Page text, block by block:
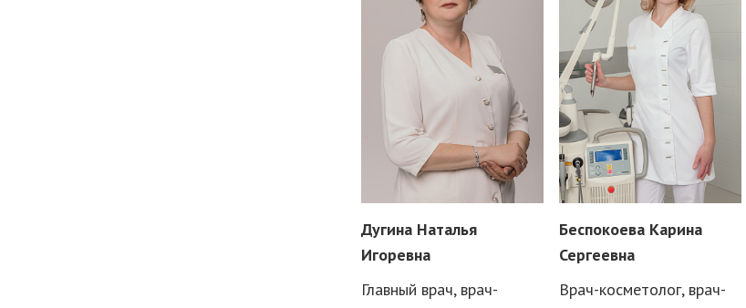
Дугина Наталья
Игоревна
Главный врач, врач-
Беспокоева Карина
Сергеевна
Врач-косметолог, врач-